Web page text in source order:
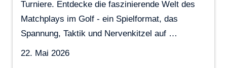
Turniere. Entdecke die faszinierende Welt des
Matchplays im Golf - ein Spielformat, das
Spannung, Taktik und Nervenkitzel auf …
22. Mai 2026